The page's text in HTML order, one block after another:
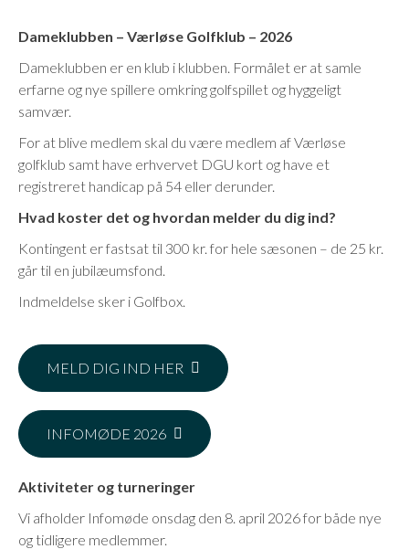
Dameklubben – Værløse Golfklub – 2026
Dameklubben er en klub i klubben. Formålet er at samle
erfarne og nye spillere omkring golfspillet og hyggeligt
samvær.
For at blive medlem skal du være medlem af Værløse
golfklub samt have erhvervet DGU kort og have et
registreret handicap på 54 eller derunder.
Hvad koster det og hvordan melder du dig ind?
Kontingent er fastsat til 300 kr. for hele sæsonen – de 25 kr.
går til en jubilæumsfond.
Indmeldelse sker i Golfbox.
MELD DIG IND HER
INFOMØDE 2026
Aktiviteter og turneringer
Vi afholder Infomøde onsdag den 8. april 2026 for både nye
og tidligere medlemmer.